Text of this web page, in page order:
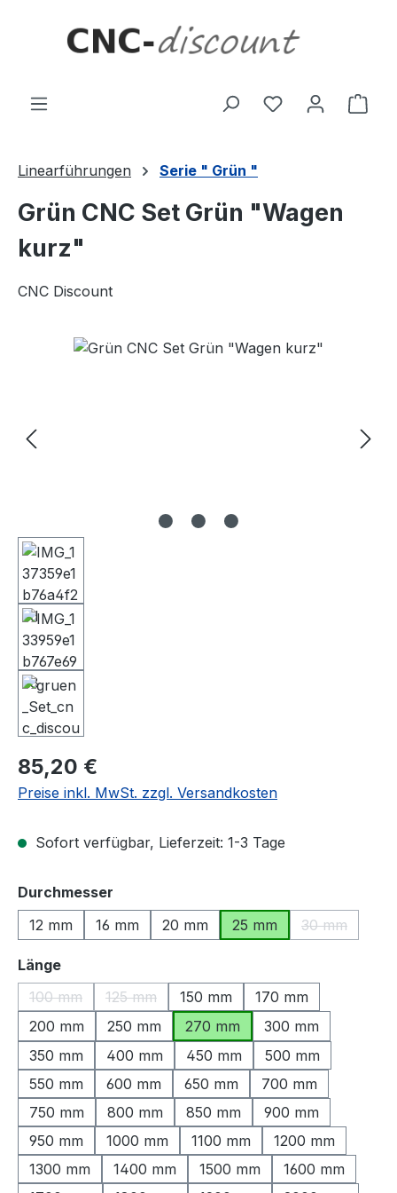
Linearführungen Serie " Grün "
Grün CNC Set Grün "Wagen
kurz"
CNC Discount
Bildergalerie überspringen
Regulärer Preis:
85,20 €
Preise inkl. MwSt. zzgl. Versandkosten
Sofort verfügbar, Lieferzeit: 1-3 Tage
Durchmesser
12 mm
16 mm 20 mm 25 mm 30 mm
(Diese
Längeauswählen
100 mm
(Diese Option ist zurzeit nicht verfügbar.)
125 mm
(Diese Option ist zurzeit nicht verfügbar.)
150 mm
170 mm
200 mm
250 mm 270 mm
300 mm
350 mm
400 mm 450 mm
500 mm
550 mm
600 mm 650 mm
700 mm
750 mm
800 mm 850 mm
900 mm
950 mm
1000 mm 1100 mm
1200 mm
1300 mm
1400 mm 1500 mm
1600 mm